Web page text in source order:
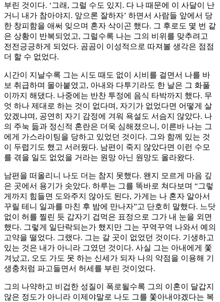
부린 것이다. ‘그래, 그럴 수도 있지. 다 나 때문에 이 사달이 난
거니 내가 참아야지. 앞으론 잘하자’ 하면서 사람들 앞에서 당
한 창피함을 애써 잊으며 혼자 삭이곤 했다. 그 후로도 몇 번 같
은 상황이 반복되었고, 그럴수록 나는 그의 비위를 맞추려고
전전긍긍하게 되었다. 곰곰이 이성적으로 따져볼 생각은 점점
더 할 수 없었다.
시간이 지날수록 그는 시도 때도 없이 시비를 걸면서 나를 바
보 취급하며 몰아붙였고, 아내와 다투기라도 한 날은 그 화풀
이까지 해댔다. 나중에는 반찬 투정에 음식 타박까지 했다. 무
엇 하나 제대로 하는 것이 없다며, 자기가 없었다면 어떻게 살
았겠냐며, 공연히 자기 감정에 겨워 욕설도 서슴지 않았다. 나
의 주눅 듦과 정신적 혼란은 더욱 심해졌으니, 이른바 나는 그
에게 가스라이팅을 당하고 있었던 것이다. 그와 함께 있는 것
이 두렵기도 했고 서러웠다. 남편이 죽지 않았다면 이런 수모
를 겪을 일도 없었을 거라는 원망 아닌 원망도 올라왔다.
남편을 떠올리니 나도 더는 참지 못했다. 왠지 모르게 마음 깊
은 곳에서 용기가 솟았다. 하루는 그를 똑바로 쳐다보며 “그렇
게까지 힘들면 도와주지 않아도 된다, 가게는 나 혼자 알아서
꾸릴 테니 일과를 마친 후 밤에 만나자”고 단호히 말했다. 느닷
없이 허를 찔린 듯 갑자기 겁먹은 표정으로 그가 내 눈을 외면
했다. 그렇게 일단락되는가 했지만 그는 꾸역꾸역 나와서 예의
고약을 떨었다. 그랬다. 그는 갈 곳이 없었던 것이다. 기생하고
있는 것은 내가 아니라 그였던 것이다. 사실 그는 아내에게 쫓
겨났고, 오도 가도 못 하는 신세가 되자 나의 약점을 이용해 기
생충처럼 파고들면서 허세를 부린 것이었다.
그의 나약하고 비겁한 성질이 폭로될수록 그의 이혼이 달갑지
않은 정도가 아니라 이제야말로 나도 그를 쫓아내야겠다는 복